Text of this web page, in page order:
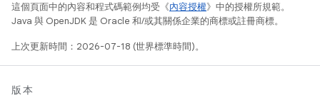
這個頁面中的內容和程式碼範例均受《內容授權》中的授權所規範。
Java 與 OpenJDK 是 Oracle 和/或其關係企業的商標或註冊商標。
上次更新時間：2026-07-18 (世界標準時間)。
版本